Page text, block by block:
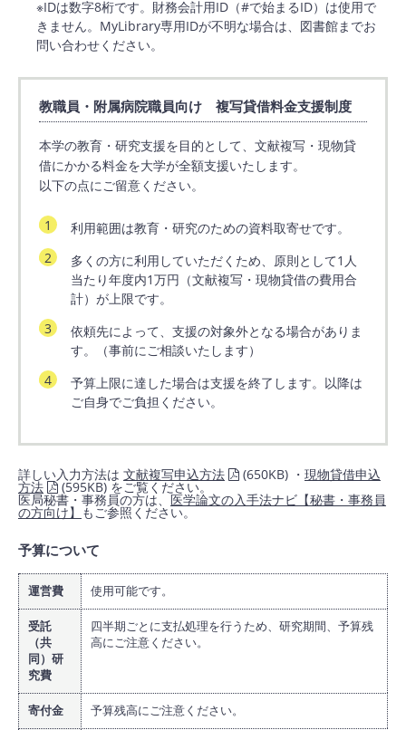
※IDは数字8桁です。財務会計用ID（#で始まるID）は使用で
きません。MyLibrary専用IDが不明な場合は、図書館までお
問い合わせください。
教職員・附属病院職員向け 複写貸借料金支援制度
本学の教育・研究支援を目的として、文献複写・現物貸
借にかかる料金を大学が全額支援いたします。
以下の点にご留意ください。
利用範囲は教育・研究のための資料取寄せです。
多くの方に利用していただくため、原則として1人
当たり年度内1万円（文献複写・現物貸借の費用合
計）が上限です。
依頼先によって、支援の対象外となる場合がありま
す。（事前にご相談いたします）
予算上限に達した場合は支援を終了します。以降は
ご自身でご負担ください。
詳しい入力方法は 文献複写申込方法 (650KB) ・ 現物貸借申込
方法 (595KB) をご覧ください。
医局秘書・事務員の方は、医学論文の入手法ナビ【秘書・事務員
の方向け】 もご参照ください。
予算について
運営費 使用可能です。
受託
（共
同）研
究費
四半期ごとに支払処理を行うため、研究期間、予算残
高にご注意ください。
寄付金 予算残高にご注意ください。